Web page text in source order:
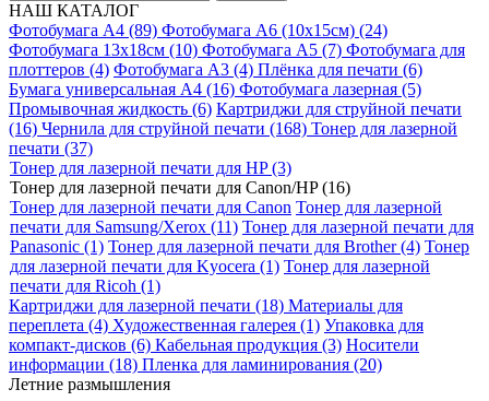
НАШ КАТАЛОГ
Фотобумага A4 (89) Фотобумага A6 (10х15см) (24)
Фотобумага 13х18см (10) Фотобумага A5 (7) Фотобумага для
плоттеров (4) Фотобумага A3 (4) Плёнка для печати (6)
Бумага универсальная A4 (16) Фотобумага лазерная (5)
Промывочная жидкость (6) Картриджи для струйной печати
(16) Чернила для струйной печати (168) Тонер для лазерной
печати (37)
Тонер для лазерной печати для HP (3)
Тонер для лазерной печати для Canon/HP (16)
Тонер для лазерной печати для Canon Тонер для лазерной
печати для Samsung/Xerox (11) Тонер для лазерной печати для
Panasonic (1) Тонер для лазерной печати для Brother (4) Тонер
для лазерной печати для Kyocera (1) Тонер для лазерной
печати для Ricoh (1)
Картриджи для лазерной печати (18) Материалы для
переплета (4) Художественная галерея (1) Упаковка для
компакт-дисков (6) Кабельная продукция (3) Носители
информации (18) Пленка для ламинирования (20)
Летние размышления